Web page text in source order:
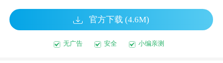
官方下载 (4.6M)
无广告 安全 小编亲测